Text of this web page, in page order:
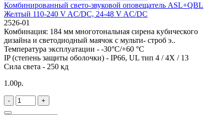
Комбинированный свето-звуковой оповещатель ASL+QBL
Желтый 110-240 V AC/DC, 24-48 V AC/DC
2526-01
Комбинация: 184 мм многотональная сирена кубического
дизайна и светодиодный маячок с мульти- строб э..
Температура эксплуатации - -30°C/+60 °C
IP (степень защиты оболочки) - IP66, UL тип 4 / 4X / 13
Сила света - 250 кд
1.00р.
- +